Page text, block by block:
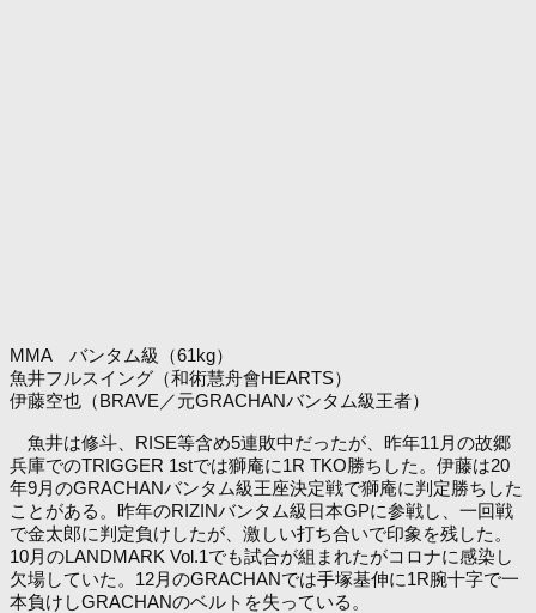
MMA バンタム級（61kg）
魚井フルスイング（和術慧舟會HEARTS）
伊藤空也（BRAVE／元GRACHANバンタム級王者）
魚井は修斗、RISE等含め5連敗中だったが、昨年11月の故郷
兵庫でのTRIGGER 1stでは獅庵に1R TKO勝ちした。伊藤は20
年9月のGRACHANバンタム級王座決定戦で獅庵に判定勝ちした
ことがある。昨年のRIZINバンタム級日本GPに参戦し、一回戦
で金太郎に判定負けしたが、激しい打ち合いで印象を残した。
10月のLANDMARK Vol.1でも試合が組まれたがコロナに感染し
欠場していた。12月のGRACHANでは手塚基伸に1R腕十字で一
本負けしGRACHANのベルトを失っている。